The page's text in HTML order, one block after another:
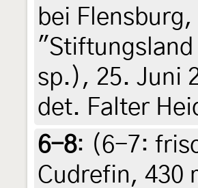
bei
sp.), 25. Juni
det. Falter
6-8: (6-7:
Cudrefin, 430